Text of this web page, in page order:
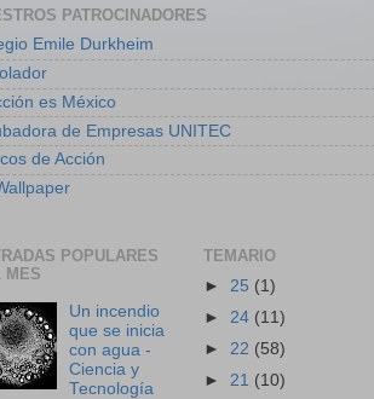
PATROCINADORES
Emile Durkheim
es México
de Empresas UNITEC
de Acción
POPULARES
MES
Un incendio
que se inicia
con agua -
Ciencia y
Tecnología
TEMARIO
► 25 (1)
► 24 (11)
► 22 (58)
► 21 (10)